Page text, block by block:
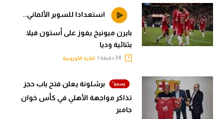
استعدادا للسوبر الألماني..
بايرن ميونيخ يفوز على أستون فيلا
بثنائية وديا
الكرة الأوروبية
برشلونة يعلن فتح باب حجز
تذاكر مواجهة الأهلي في كأس خوان
جامبر